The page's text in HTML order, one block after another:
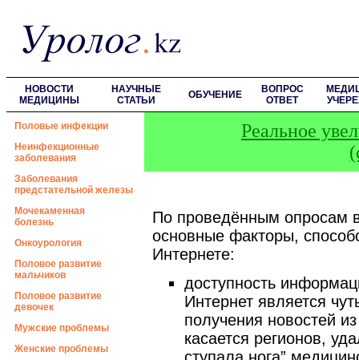
НОВОСТИ
МЕДИЦИНЫ
НАУЧНЫЕ
СТАТЬИ
ОБУЧЕНИЕ
ВОПРОС
ОТВЕТ
Половые инфекции
Неинфекционные
заболевания
Заболевания
предстательной железы
Мочекаменная
болезнь
Онкоурология
Половое развитие
мальчиков
Половое развитие
девочек
Мужские проблемы
Женские проблемы
Реальное
По проведённым опросам
основные факторы,
Интернете:
доступность
Интернет является
получения новостей
касается регионов,